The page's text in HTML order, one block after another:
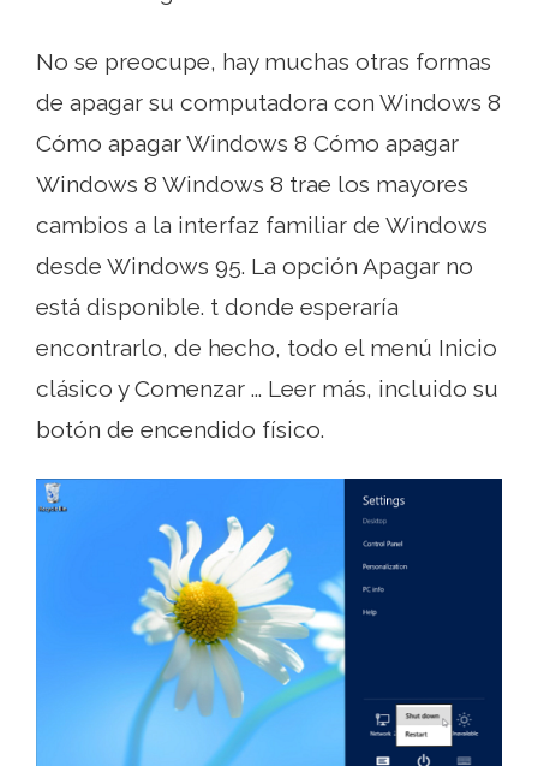
No se preocupe, hay muchas otras formas
de apagar su computadora con Windows 8
Cómo apagar Windows 8 Cómo apagar
Windows 8 Windows 8 trae los mayores
cambios a la interfaz familiar de Windows
desde Windows 95. La opción Apagar no
está disponible. t donde esperaría
encontrarlo, de hecho, todo el menú Inicio
clásico y Comenzar ... Leer más, incluido su
botón de encendido físico.